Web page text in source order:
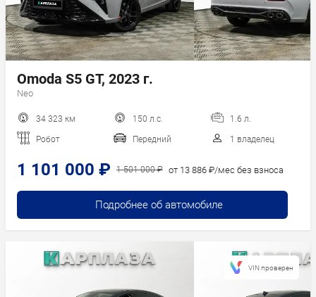
Omoda S5 GT, 2023 г.
Neo
34 323 км 150 л.с. 1.6 л.
Робот Передний 1 владелец
1 101 000 ₽ 1 501 000 ₽ от 13 886 ₽/мес без взноса
Подробнее об автомобиле
VIN проверен